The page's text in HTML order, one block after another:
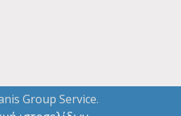
Group Service.